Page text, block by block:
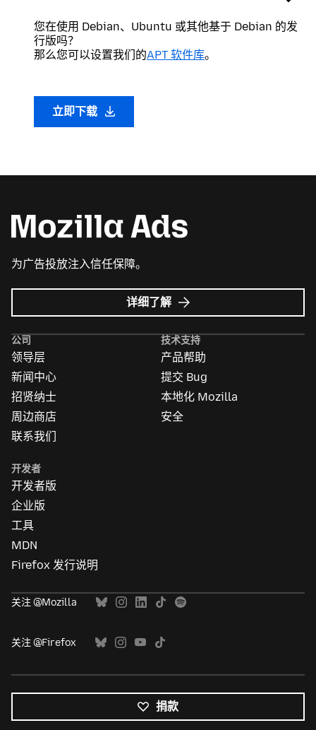
您在使用 Debian、Ubuntu 或其他基于 Debian 的发
行版吗？
那么您可以设置我们的APT 软件库。
立即下载
为广告投放注入信任保障。
详细了解 Mozilla
广
公司
领导层
新闻中心
招贤纳士
周边商店
联系我们
技术支持
产品帮助
提交 Bug
本地化 Mozilla
安全
开发者
开发者版
企业版
工具
MDN
Firefox 发行说明
关注 @Mozilla
关注 @Firefox
捐款